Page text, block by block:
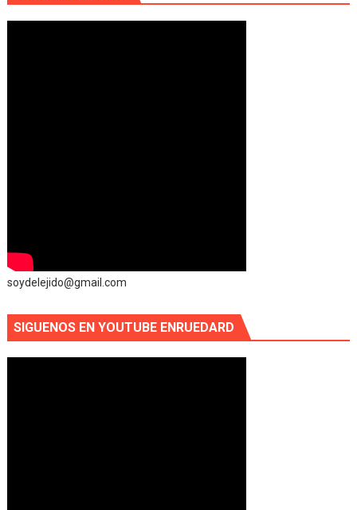
soydelejido@gmail.com
SIGUENOS EN YOUTUBE ENRUEDARD